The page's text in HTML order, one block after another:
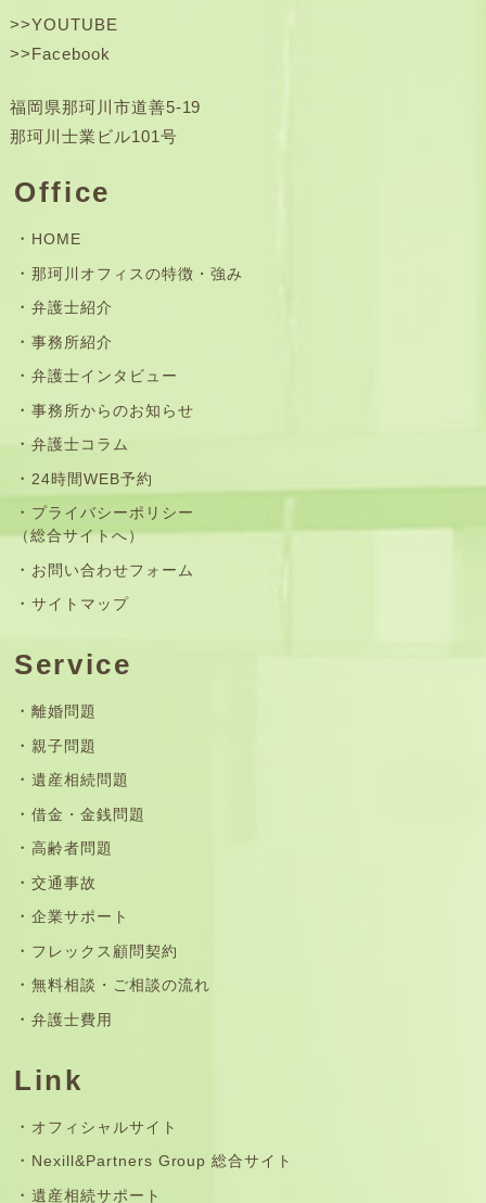
>>YOUTUBE
>>Facebook
福岡県那珂川市道善5-19
那珂川士業ビル101号
Office
HOME
那珂川オフィスの特徴・強み
弁護士紹介
事務所紹介
弁護士インタビュー
事務所からのお知らせ
弁護士コラム
24時間WEB予約
プライバシーポリシー
（総合サイトへ）
お問い合わせフォーム
サイトマップ
Service
離婚問題
親子問題
遺産相続問題
借金・金銭問題
高齢者問題
交通事故
企業サポート
フレックス顧問契約
無料相談・ご相談の流れ
弁護士費用
Link
オフィシャルサイト
Nexill&Partners Group 総合サイト
遺産相続サポート